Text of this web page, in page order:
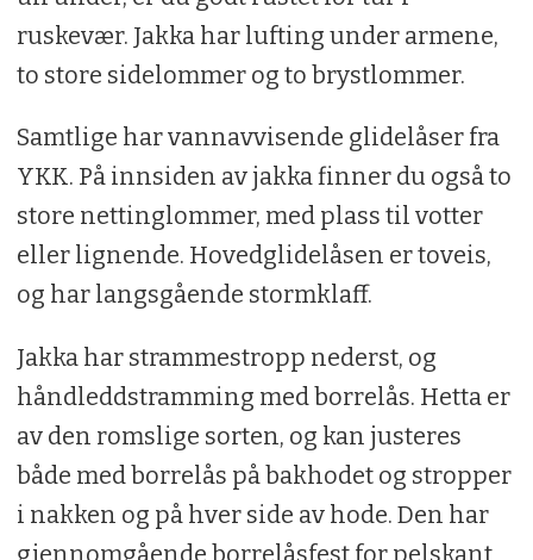
ruskevær. Jakka har lufting under armene,
to store sidelommer og to brystlommer.
Samtlige har vannavvisende glidelåser fra
YKK. På innsiden av jakka finner du også to
store nettinglommer, med plass til votter
eller lignende. Hovedglidelåsen er toveis,
og har langsgående stormklaff.
Jakka har strammestropp nederst, og
håndleddstramming med borrelås. Hetta er
av den romslige sorten, og kan justeres
både med borrelås på bakhodet og stropper
i nakken og på hver side av hode. Den har